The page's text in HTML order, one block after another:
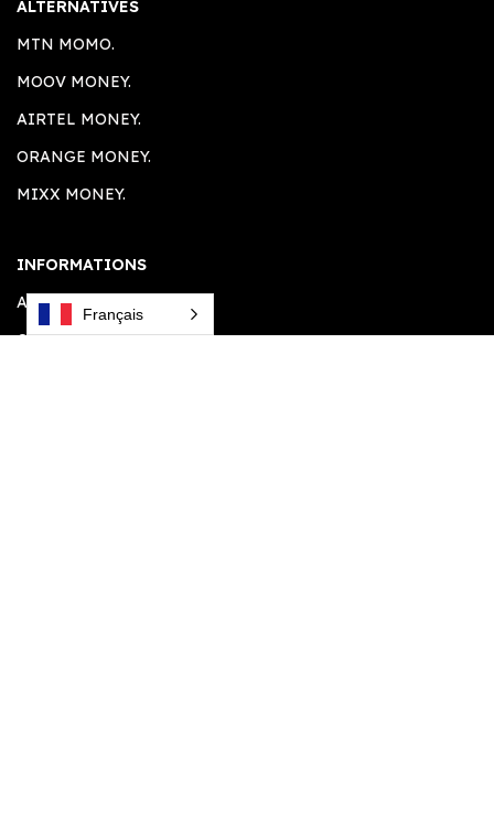
ALTERNATIVES
MTN MOMO.
MOOV MONEY.
AIRTEL MONEY.
ORANGE MONEY.
MIXX MONEY.
INFORMATIONS
A PROPOS.
CONTACT.
Français